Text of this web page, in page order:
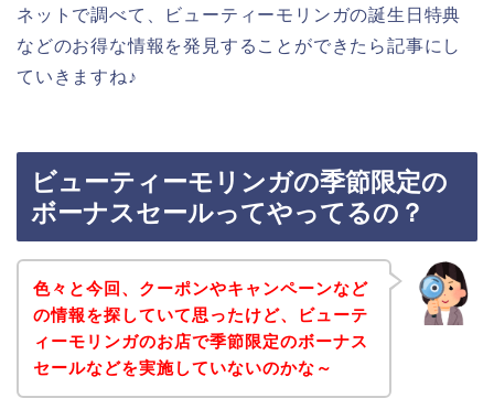
ネットで調べて、ビューティーモリンガの誕生日特典
などのお得な情報を発見することができたら記事にし
ていきますね♪
ビューティーモリンガの季節限定の
ボーナスセールってやってるの？
色々と今回、クーポンやキャンペーンなど
の情報を探していて思ったけど、ビューテ
ィーモリンガのお店で季節限定のボーナス
セールなどを実施していないのかな～